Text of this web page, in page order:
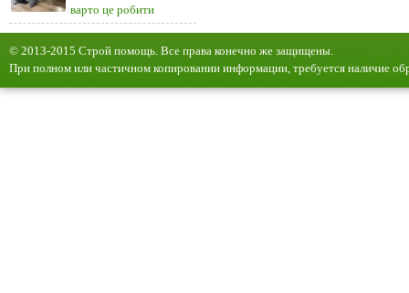
варто це робити
© 2013-2015 Строй помощь. Все права конечно же защищены.
При полном или частичном копировании информации, требуется наличие